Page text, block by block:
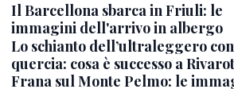
Il Barcellona sbarca in Friuli: le
immagini dell'arrivo in albergo
Lo schianto dell’ultraleggero
quercia: cosa è successo a
Frana sul Monte Pelmo: le